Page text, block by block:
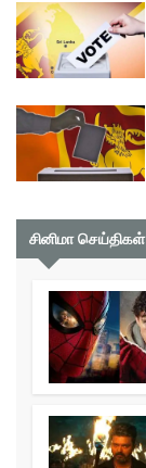
சினிமா செய்திகள்